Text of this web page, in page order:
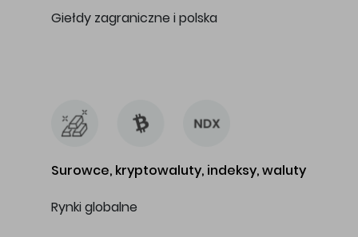
Giełdy zagraniczne i polska
Surowce, kryptowaluty, indeksy, waluty
Rynki globalne